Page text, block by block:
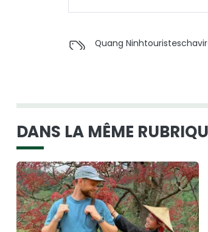
Quang Ninhtouristes
DANS LA MÊME